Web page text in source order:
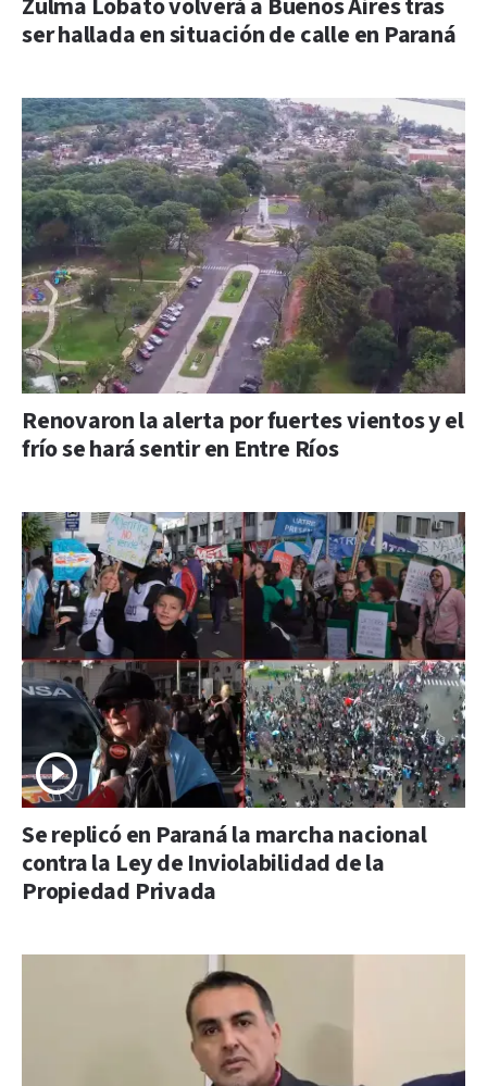
Zulma Lobato volverá a Buenos Aires tras
ser hallada en situación de calle en Paraná
Renovaron la alerta por fuertes vientos y el
frío se hará sentir en Entre Ríos
Se replicó en Paraná la marcha nacional
contra la Ley de Inviolabilidad de la
Propiedad Privada